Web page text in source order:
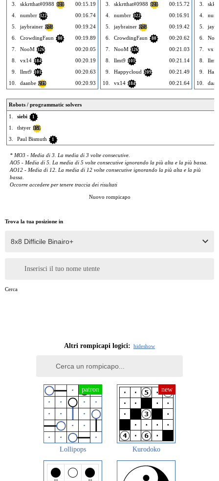
3. skkrtthat#0988 123
00:15.19
4.
numbrr 322
00:16.74
5.
jaybrainer 275
00:19.24
6.
CrowdingFaun 80
00:19.89
7.
NooM 326
00:20.05
8.
vx14 184
00:20.19
9.
llmt9 101
00:20.63
10.
daanbe 239 00:20.93
3. skkrtthat#0988 123
00:15.72
4.
numbrr 322
00:16.91
5.
jaybrainer 275
00:19.42
6.
CrowdingFaun 80
00:20.62
7.
NooM 326
00:21.03
8.
llmt9 101
00:21.14
9.
Happycloud 209
00:21.49
10.
vx14 184 00:21.64
3.
4.
5.
6.
7.
vx14
8.
llmt9
9.
10.
Robots / programmatic solvers
1.
siebi 1
1. tlstyer 151
3. Paul Bismuth 1
* MO3 - Media di 3. La media di 3 volte consecutive.
AO5 - Media di 5. La media di 5 volte consecutive ignorando la più alta e la più bassa.
AO12 - Media di 12. La media di 12 volte consecutive ignorando la più alta e la più
bassa.
Occorre accedere per tenere traccia dei risultati
Nuovo rompicapo
Trova la tua posizione in
Inserisci il tuo nome utente
Cerca
Altri rompicapi logici: hideshow
Lollipops Kurodoko